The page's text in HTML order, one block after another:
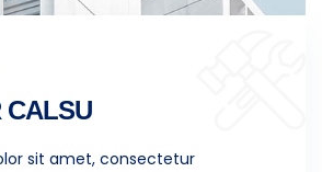
CALSU
sit amet, consectetur